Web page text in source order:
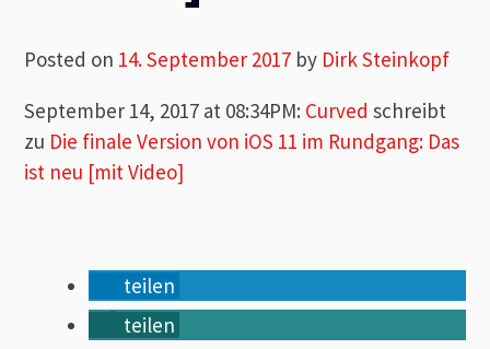
Posted on 14. September 2017 by Dirk Steinkopf
September 14, 2017 at 08:34PM: Curved schreibt
zu Die finale Version von iOS 11 im Rundgang: Das
ist neu [mit Video]
teilen
teilen